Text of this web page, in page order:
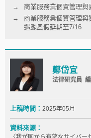
商業服務業個資管理與
商業服務業個資管理
遇颱風假延期至7/16
鄭岱宜
法律研究員
上稿時間： 2025年05月
資料來源：